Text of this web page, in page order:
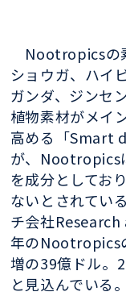
Nootropicsの
ショウガ、ハイ
ガンダ、ジンセ
植物素材がメイ
高める「Smart
が、Nootropics
を成分としてお
ないとされてい
チ会社
年のNootropics
増の39億ドル。
と見込んでいる。